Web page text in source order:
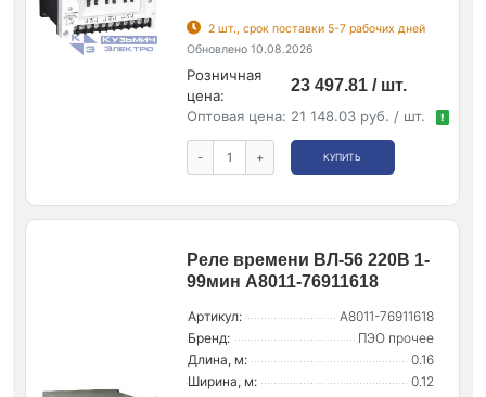
2 шт., срок поставки 5-7 рабочих дней
Обновлено 10.08.2026
Розничная
цена:
23 497.81 / шт.
Оптовая цена: 21 148.03 руб. / шт. !
- + КУПИТЬ
Реле времени ВЛ-56 220В 1-
99мин A8011-76911618
Артикул:
A8011-76911618
Бренд:
ПЭО прочее
Длина, м:
0.16
Ширина, м:
0.12